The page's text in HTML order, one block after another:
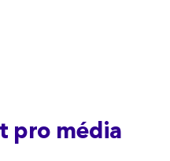
pro média